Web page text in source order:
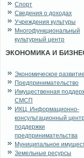
Спорт
Сведения о доходах
Учреждения культуры
Многофункциональный
культурный центр
ЭКОНОМИКА И
Экономическое развитие
Предпринимательство
Имущественная
СМСП
ИКЦ. Информационно-
консультационный
поддержки
предпринимательства
Муниципальное
Земельные ресурсы